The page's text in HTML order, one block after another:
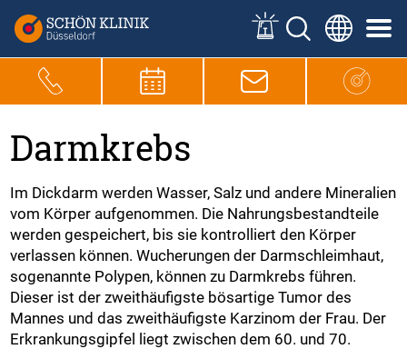
Darmkrebs
Im Dickdarm werden Wasser, Salz und andere Mineralien
vom Körper aufgenommen. Die Nahrungsbestandteile
werden gespeichert, bis sie kontrolliert den Körper
verlassen können. Wucherungen der Darmschleimhaut,
sogenannte Polypen, können zu Darmkrebs führen.
Dieser ist der zweithäufigste bösartige Tumor des
Mannes und das zweithäufigste Karzinom der Frau. Der
Erkrankungsgipfel liegt zwischen dem 60. und 70.